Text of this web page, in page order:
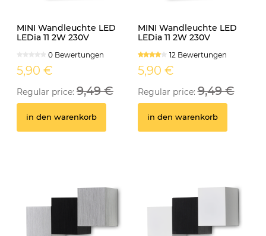
MINI Wandleuchte LED
LEDia 11 2W 230V
0 Bewertungen
5,90 €
Regular price: 9,49 €
in den warenkorb
MINI Wandleuchte LED
LEDia 11 2W 230V
12 Bewertungen
5,90 €
Regular price:9,49 €
in den warenkorb